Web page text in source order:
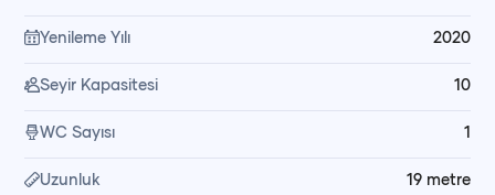
atmosferinde birlikte gerçekleştirelim!
Yenileme Yılı 2020
Seyir Kapasitesi 10
WC Sayısı 1
Uzunluk 19 metre